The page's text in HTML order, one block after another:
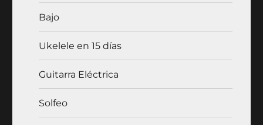
Bajo
Ukelele en 15 días
Guitarra Eléctrica
Solfeo